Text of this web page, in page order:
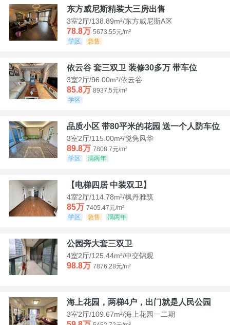
东方威尼斯精装大三房出售
3室2厅/138.89m²/东方威尼斯A区
78.8万 5673.55元/m²
学区
急售
依云谷 套三双卫 装修30多万 带车位
3室2厅/96.00m²/依云谷
85.8万 8937.5元/m²
学区
品质小区 带80平米的花园 送一个人防车位
3室2厅/115.00m²/悦隽风华
89.8万 7808.7元/m²
学区
满两年
【电梯四居 中装双卫】
4室2厅/114.78m²/枫丹雅筑
85万 7405.47元/m²
学区
急售 满两年
公园旁大套三双卫
4室2厅/125.44m²/中交锦观
98.8万 7876.28元/m²
海上花园，两梯4户，出门就是人民公园
3室2厅/109.67m²/海上花园一二期